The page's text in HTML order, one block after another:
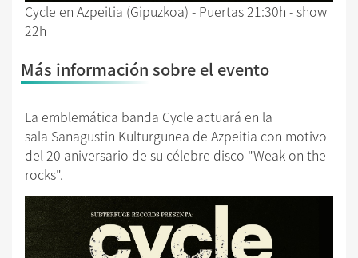
Cycle en Azpeitia (Gipuzkoa) - Puertas 21:30h - show
22h
Más información sobre el evento
La emblemática banda Cycle actuará en la
sala Sanagustin Kulturgunea de Azpeitia con motivo
del 20 aniversario de su célebre disco "Weak on the
rocks".